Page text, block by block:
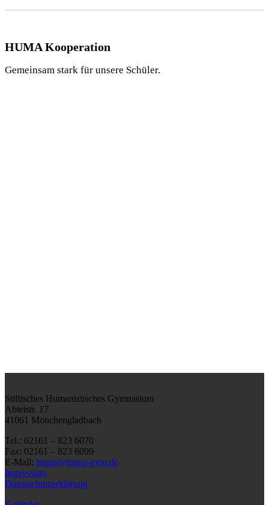
HUMA Kooperation
Gemeinsam stark für unsere Schüler.
Stiftisches Humanistisches Gymnasium
Abteistr. 17
41061 Mönchengladbach
Tel.: 02161 – 823 6070
Fax: 02161 – 823 6099
E-Mail: huma@huma-gym.de
Impressum
Datenschutzerklärung